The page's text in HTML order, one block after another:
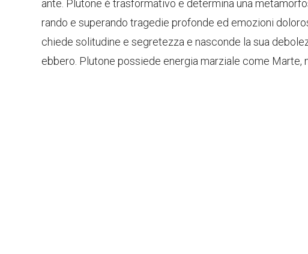
ante. Plutone è trasformativo e determina una
rando e superando tragedie profonde ed emozioni
chiede solitudine e segretezza e nasconde la sua
ebbero. Plutone possiede energia marziale come Marte,